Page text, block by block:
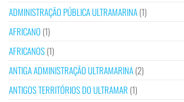
ADMINISTRAÇÃO PÚBLICA ULTRAMARINA(1)
AFRICANO (1)
AFRICANOS(1)
ANTIGA ADMINISTRAÇÃO ULTRAMARINA(2)
ANTIGOS TERRITÓRIOS DO ULTRAMAR (1)